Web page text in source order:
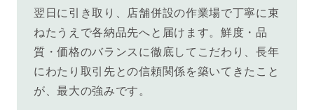
翌日に引き取り、店舗併設の作業場で丁寧に束
ねたうえで各納品先へと届けます。鮮度・品
質・価格のバランスに徹底してこだわり、長年
にわたり取引先との信頼関係を築いてきたこと
が、最大の強みです。